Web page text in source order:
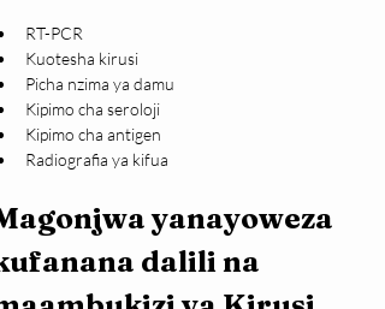
RT-PCR
Kuotesha kirusi
Picha nzima ya damu
Kipimo cha seroloji
Kipimo cha antigen
Radiografia ya kifua
yanayoweza
dalili na